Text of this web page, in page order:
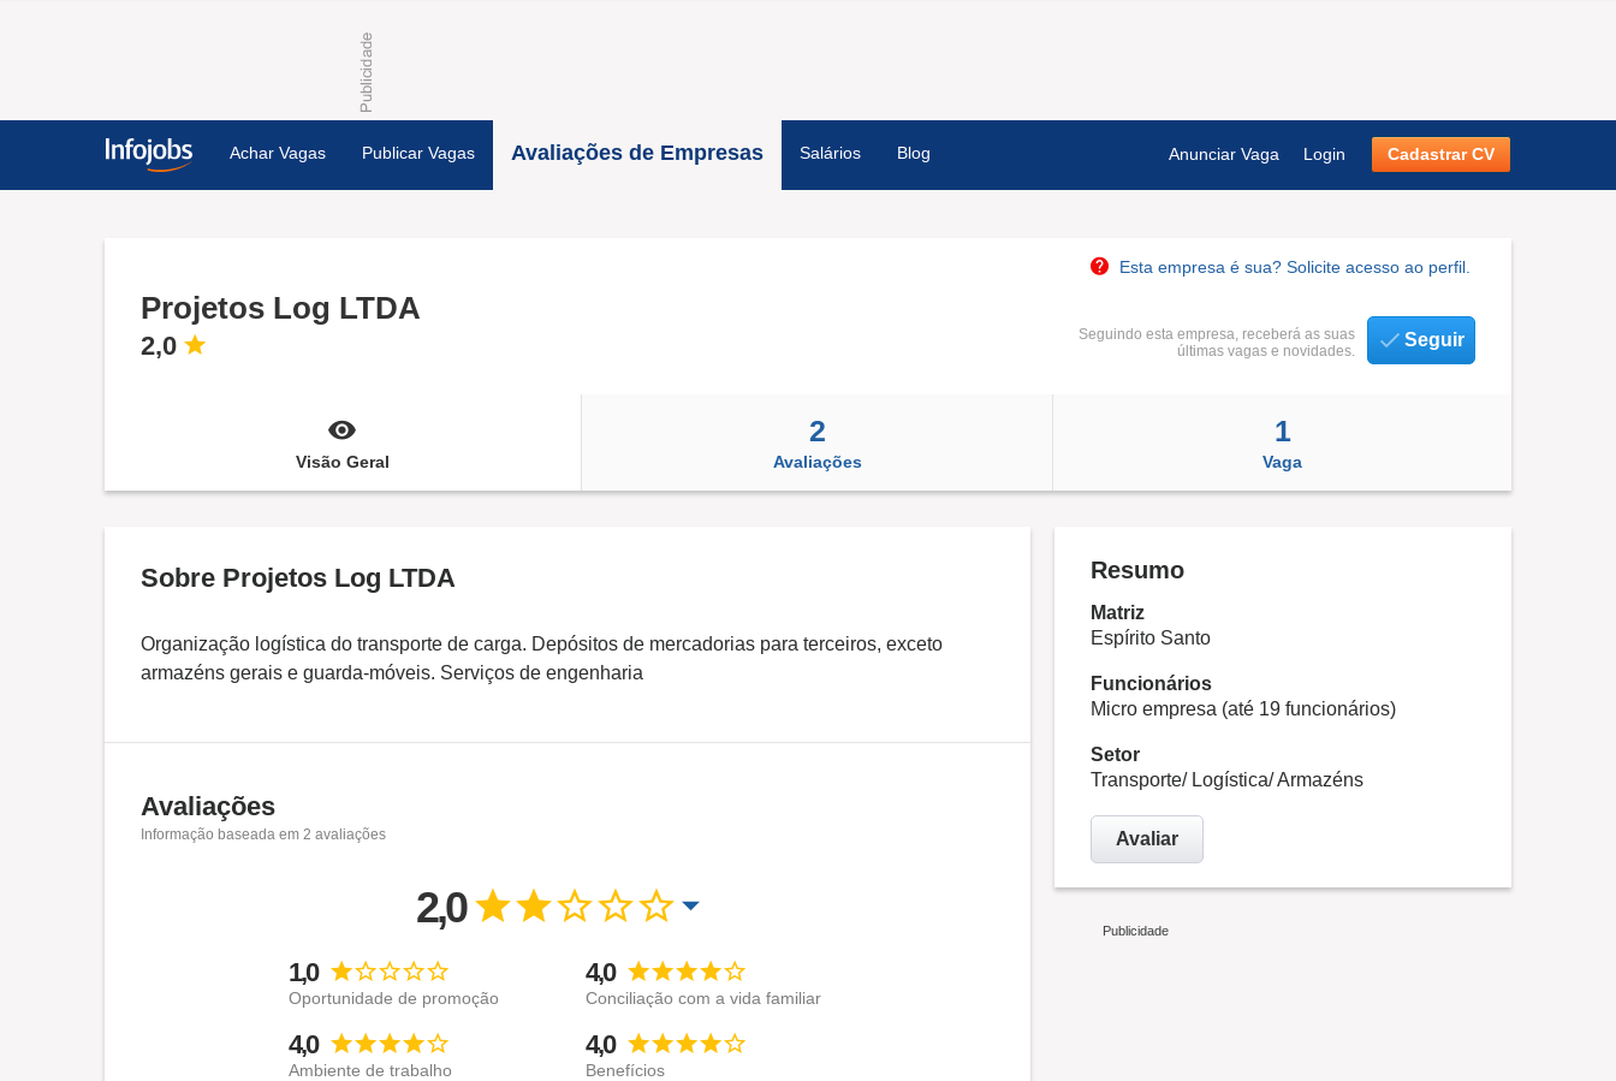
Achar Vagas Publicar Vagas Avaliações de Empresas Salários Blog Anunciar Vaga Login Cadastrar CV
Esta empresa é sua? Solicite acesso ao perfil.
Projetos Log LTDA
2,0
Seguindo esta empresa, receberá as suas
últimas vagas e novidades.
Seguir
Visão Geral
2
Avaliações
1
Vaga
Sobre Projetos Log LTDA
Organização logística do transporte de carga. Depósitos de mercadorias para terceiros, exceto
armazéns gerais e guarda-móveis. Serviços de engenharia
Avaliações
Informação baseada em 2 avaliações
2,0
1,0
Oportunidade de promoção
4,0
Conciliação com a vida familiar
4,0
Ambiente de trabalho
4,0
Benefícios
Resumo
Matriz
Espírito Santo
Funcionários
Micro empresa (até 19 funcionários)
Setor
Transporte/ Logística/ Armazéns
Avaliar